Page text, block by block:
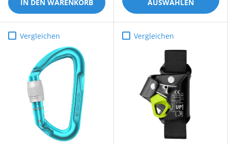
IN DEN WARENKORB
AUSWÄHLEN
Vergleichen Vergleichen